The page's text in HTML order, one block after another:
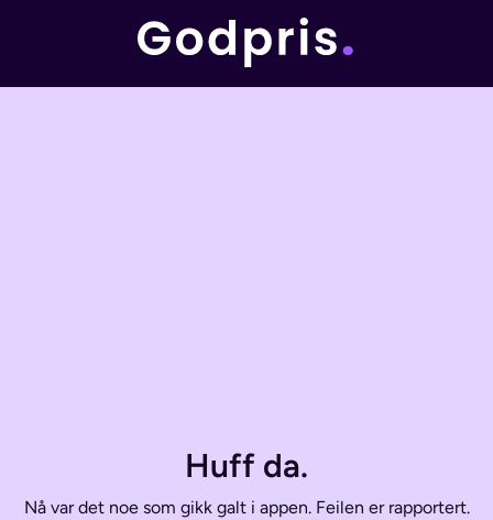
Huff da.
Nå var det noe som gikk galt i appen. Feilen er rapportert.